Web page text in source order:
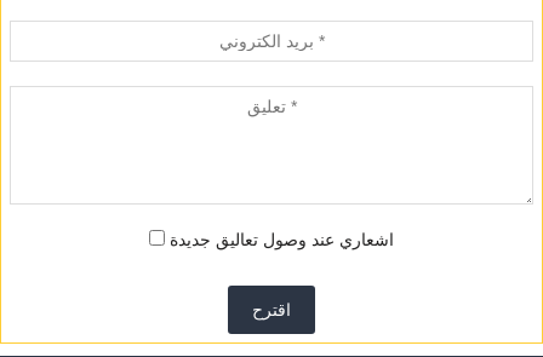
اشعاري عند وصول تعاليق جديدة
اقترح